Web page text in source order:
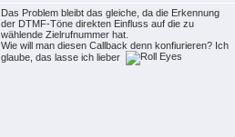
Das Problem bleibt das gleiche, da die Erkennung
der DTMF-Töne direkten Einfluss auf die zu
wählende Zielrufnummer hat.
Wie will man diesen Callback denn konfiurieren? Ich
glaube, das lasse ich lieber